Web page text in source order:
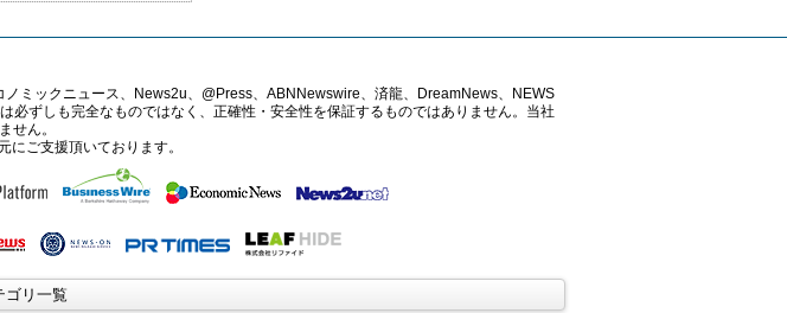
ミックニュース、News2u、@Press、ABNNewswire、済龍、DreamNews、NEWS
ずしも完全なものではなく、正確性・安全性を保証するものではありません。当社
せん。
にご支援頂いております。
ゴリ一覧